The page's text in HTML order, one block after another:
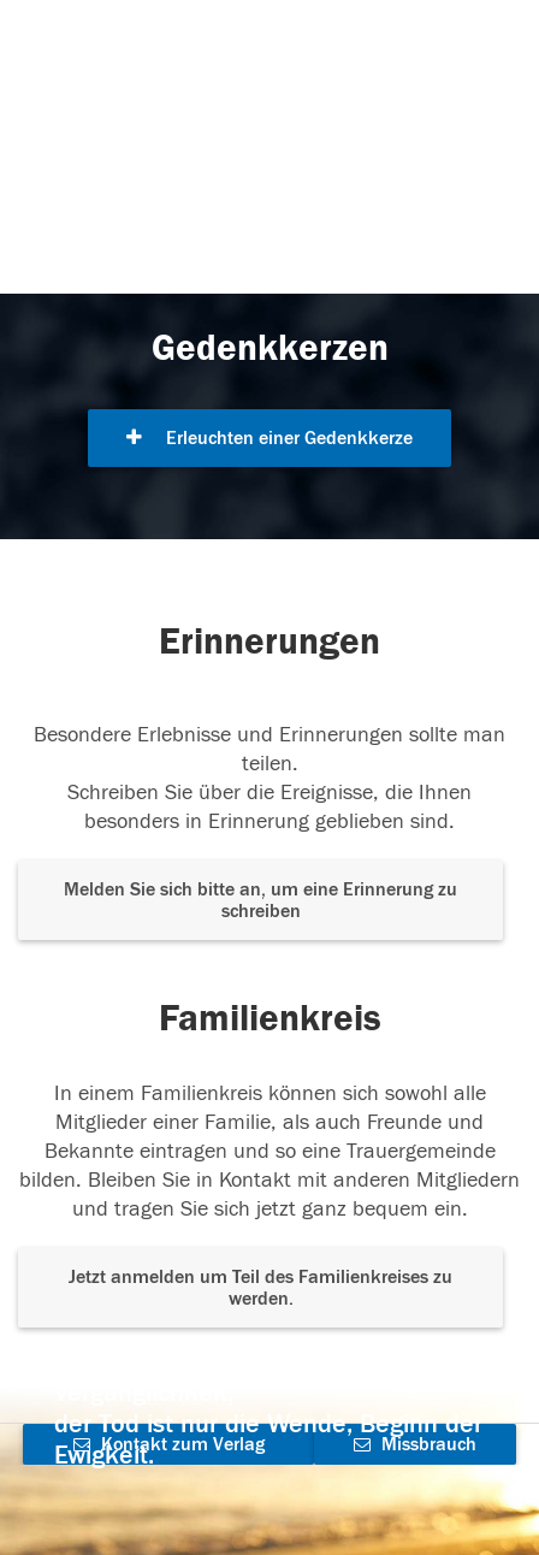
Gedenkkerzen
Erleuchten einer Gedenkkerze
Erinnerungen
Besondere Erlebnisse und Erinnerungen sollte man
teilen.
Schreiben Sie über die Ereignisse, die Ihnen
besonders in Erinnerung geblieben sind.
Melden Sie sich bitte an, um eine Erinnerung zu
schreiben
Familienkreis
In einem Familienkreis können sich sowohl alle
Mitglieder einer Familie, als auch Freunde und
Bekannte eintragen und so eine Trauergemeinde
bilden. Bleiben Sie in Kontakt mit anderen Mitgliedern
und tragen Sie sich jetzt ganz bequem ein.
Jetzt anmelden um Teil des Familienkreises zu
werden.
der Tod ist nur die Wende, Beginn der
Ewigkeit.
Kontakt zum Verlag
aufnehmen
Missbrauch